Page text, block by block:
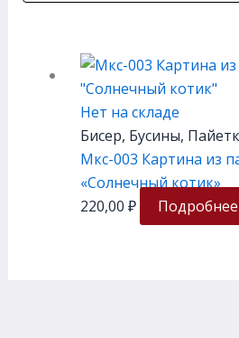
Нет на складе
Бисер, Бусины,
Мкс-003 Картина из
«Солнечный котик»
220,00 ₽ Подробнее